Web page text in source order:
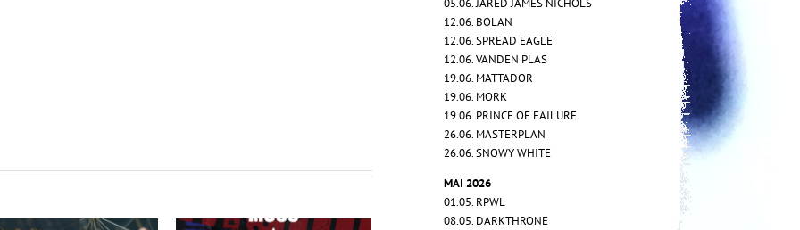
05.06. JARED JAMES NICHOLS
12.06. BOLAN
12.06. SPREAD EAGLE
12.06. VANDEN PLAS
19.06. MATTADOR
19.06. MORK
19.06. PRINCE OF FAILURE
26.06. MASTERPLAN
26.06. SNOWY WHITE
MAI 2026
01.05. RPWL
08.05. DARKTHRONE